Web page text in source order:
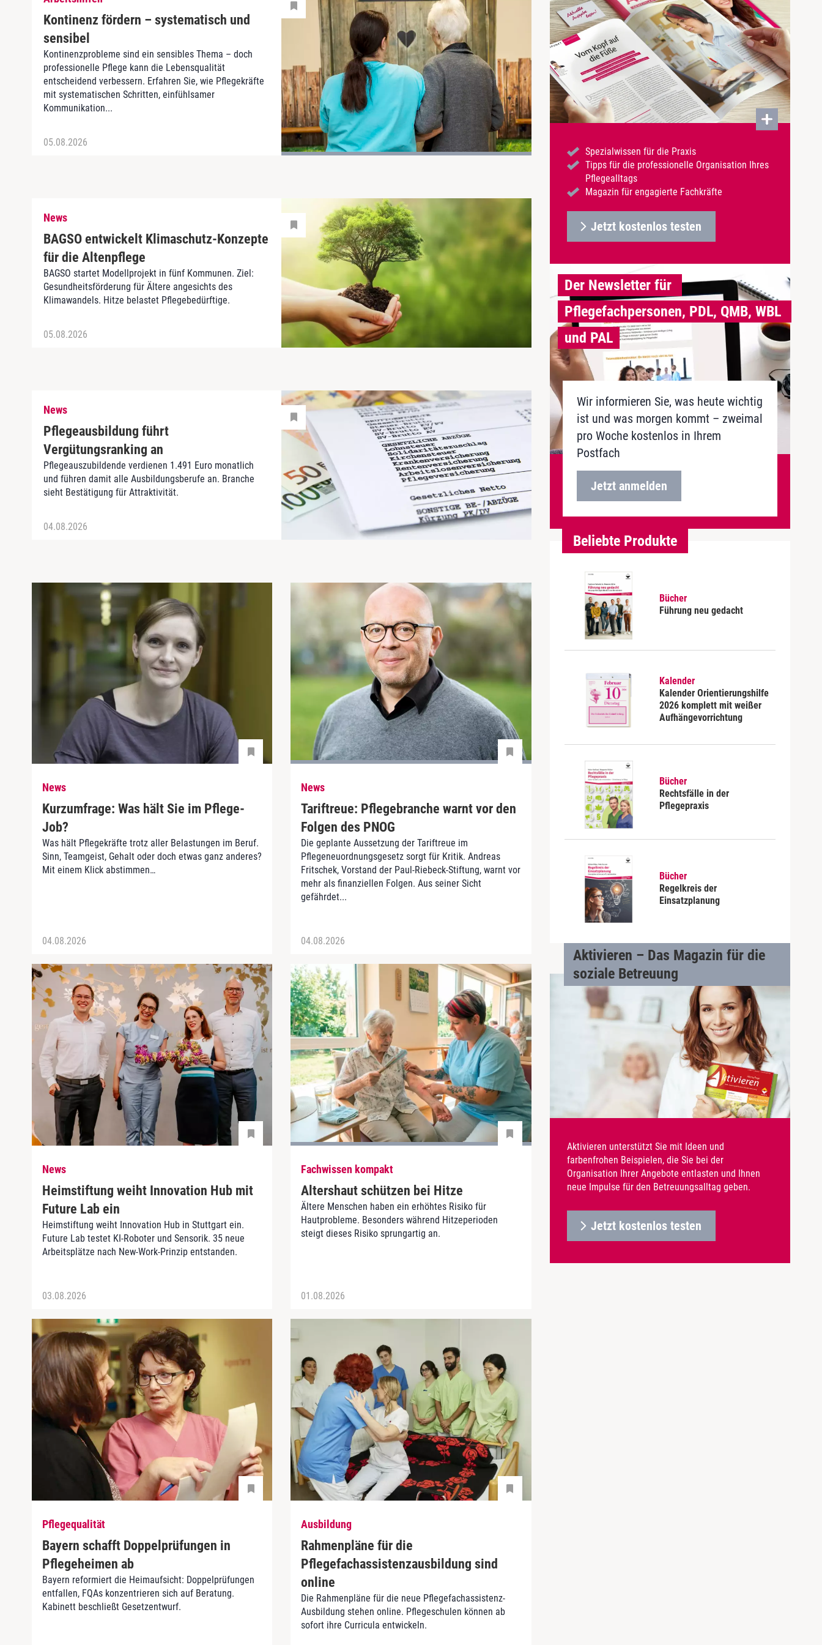
Kontinenz fördern – systematisch und
sensibel
Kontinenzprobleme sind ein sensibles Thema – doch
professionelle Pflege kann die Lebensqualität
entscheidend verbessern. Erfahren Sie, wie Pflegekräfte
mit systematischen Schritten, einfühlsamer
Kommunikation...
05.08.2026
News
BAGSO entwickelt Klimaschutz-Konzepte
für die Altenpflege
BAGSO startet Modellprojekt in fünf Kommunen. Ziel:
Gesundheitsförderung für Ältere angesichts des
Klimawandels. Hitze belastet Pflegebedürftige.
05.08.2026
News
Pflegeausbildung führt
Vergütungsranking an
Pflegeauszubildende verdienen 1.491 Euro monatlich
und führen damit alle Ausbildungsberufe an. Branche
sieht Bestätigung für Attraktivität.
04.08.2026
News
Kurzumfrage: Was hält Sie im Pflege-
Job?
Was hält Pflegekräfte trotz aller Belastungen im Beruf.
Sinn, Teamgeist, Gehalt oder doch etwas ganz anderes?
Mit einem Klick abstimmen…
04.08.2026
News
Tariftreue: Pflegebranche warnt vor den
Folgen des PNOG
Die geplante Aussetzung der Tariftreue im
Pflegeneuordnungsgesetz sorgt für Kritik. Andreas
Fritschek, Vorstand der Paul-Riebeck-Stiftung, warnt vor
mehr als finanziellen Folgen. Aus seiner Sicht
gefährdet...
04.08.2026
News
Heimstiftung weiht Innovation Hub mit
Future Lab ein
Heimstiftung weiht Innovation Hub in Stuttgart ein.
Future Lab testet KI-Roboter und Sensorik. 35 neue
Arbeitsplätze nach New-Work-Prinzip entstanden.
03.08.2026
Fachwissen kompakt
Altershaut schützen bei Hitze
Ältere Menschen haben ein erhöhtes Risiko für
Hautprobleme. Besonders während Hitzeperioden
steigt dieses Risiko sprungartig an.
01.08.2026
Pflegequalität
Bayern schafft Doppelprüfungen in
Pflegeheimen ab
Bayern reformiert die Heimaufsicht: Doppelprüfungen
entfallen, FQAs konzentrieren sich auf Beratung.
Kabinett beschließt Gesetzentwurf.
Ausbildung
Rahmenpläne für die
Pflegefachassistenzausbildung sind
online
Die Rahmenpläne für die neue Pflegefachassistenz-
Ausbildung stehen online. Pflegeschulen können ab
sofort ihre Curricula entwickeln.
Spezialwissen für die Praxis
Tipps für die professionelle Organisation Ihres
Pflegealltags
Magazin für engagierte Fachkräfte
Jetzt kostenlos testen
Der Newsletter für
Pflegefachpersonen, PDL, QMB, WBL
und PAL
Wir informieren Sie, was heute wichtig
ist und was morgen kommt – zweimal
pro Woche kostenlos in Ihrem
Postfach
Jetzt anmelden
Beliebte Produkte
Bücher
Führung neu gedacht
Kalender
Kalender Orientierungshilfe
2026 komplett mit weißer
Aufhängevorrichtung
Bücher
Rechtsfälle in der
Pflegepraxis
Bücher
Regelkreis der
Einsatzplanung
Aktivieren – Das Magazin für die
soziale Betreuung
Aktivieren unterstützt Sie mit Ideen und
farbenfrohen Beispielen, die Sie bei der
Organisation Ihrer Angebote entlasten und Ihnen
neue Impulse für den Betreuungsalltag geben.
Jetzt kostenlos testen